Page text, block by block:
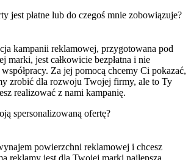
jest płatne lub do czegoś mnie zobowiązuje?
kampanii reklamowej, przygotowana pod
marki, jest całkowicie bezpłatna i nie
Za jej pomocą chcemy Ci pokazać,
zrobić dla rozwoju Twojej firmy, ale to Ty
realizować z nami kampanię.
spersonalizowaną ofertę?
powierzchni reklamowej i chcesz
reklamy jest dla Twojej marki najlepsza,